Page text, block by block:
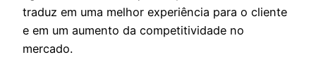
traduz em uma melhor experiência para o cliente
e em um aumento da competitividade no
mercado.